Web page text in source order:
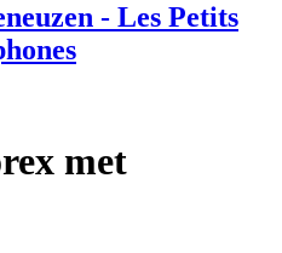
- Les Petits
met